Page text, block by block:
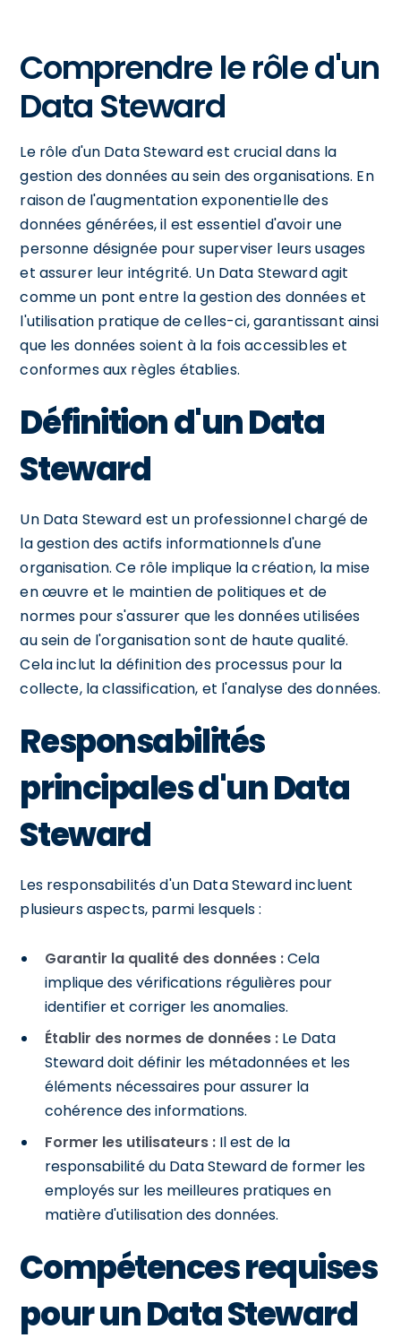
Comprendre le rôle d'un
Data Steward
Le rôle d'un Data Steward est crucial dans la
gestion des données au sein des organisations. En
raison de l'augmentation exponentielle des
données générées, il est essentiel d'avoir une
personne désignée pour superviser leurs usages
et assurer leur intégrité. Un Data Steward agit
comme un pont entre la gestion des données et
l'utilisation pratique de celles-ci, garantissant ainsi
que les données soient à la fois accessibles et
conformes aux règles établies.
Définition d'un Data
Steward
Un Data Steward est un professionnel chargé de
la gestion des actifs informationnels d'une
organisation. Ce rôle implique la création, la mise
en œuvre et le maintien de politiques et de
normes pour s'assurer que les données utilisées
au sein de l'organisation sont de haute qualité.
Cela inclut la définition des processus pour la
collecte, la classification, et l'analyse des données.
Responsabilités
principales d'un Data
Steward
Les responsabilités d'un Data Steward incluent
plusieurs aspects, parmi lesquels :
Garantir la qualité des données :Cela
implique des vérifications régulières pour
identifier et corriger les anomalies.
Établir des normes de données : Le Data
Steward doit définir les métadonnées et les
éléments nécessaires pour assurer la
cohérence des informations.
Former les utilisateurs : Il est de la
responsabilité du Data Steward de former les
employés sur les meilleures pratiques en
matière d'utilisation des données.
Compétences requises
pour un Data Steward